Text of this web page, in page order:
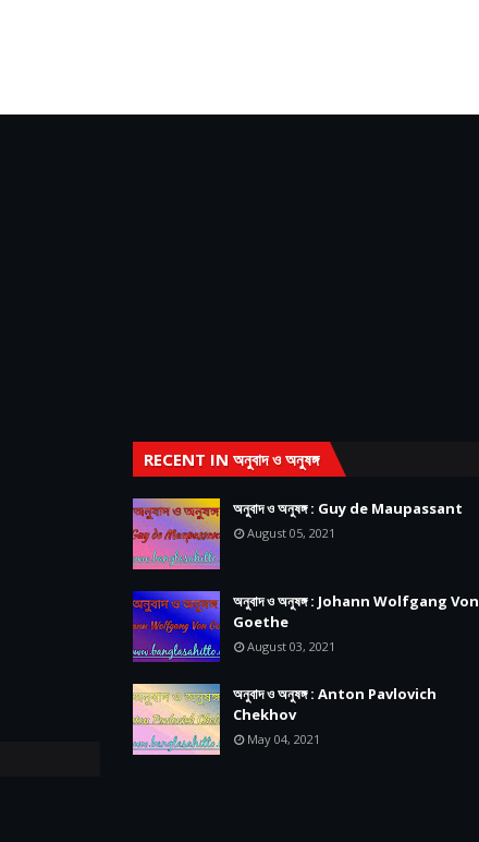
RECENT IN অনুবাদ ও অনুষঙ্গ
অনুবাদ ও অনুষঙ্গ : Guy de Maupassant
August 05, 2021
অনুবাদ ও অনুষঙ্গ : Johann Wolfgang Von
Goethe
August 03, 2021
অনুবাদ ও অনুষঙ্গ : Anton Pavlovich
Chekhov
May 04, 2021